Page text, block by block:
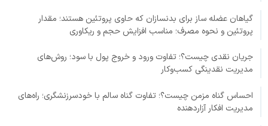
گیاهان عضله ساز برای بدنسازان که حاوی پروتئین هستند؛ مقدار
پروتئین و نحوه مصرف؛ مناسب افزایش حجم و ریکاوری
جریان نقدی چیست؟؛ تفاوت ورود و خروج پول با سود؛ روش‌های
مدیریت نقدینگی کسب‌وکار
احساس گناه مزمن چیست؟؛ تفاوت گناه سالم با خودسرزنشگری؛ راه‌های
مدیریت افکار آزاردهنده